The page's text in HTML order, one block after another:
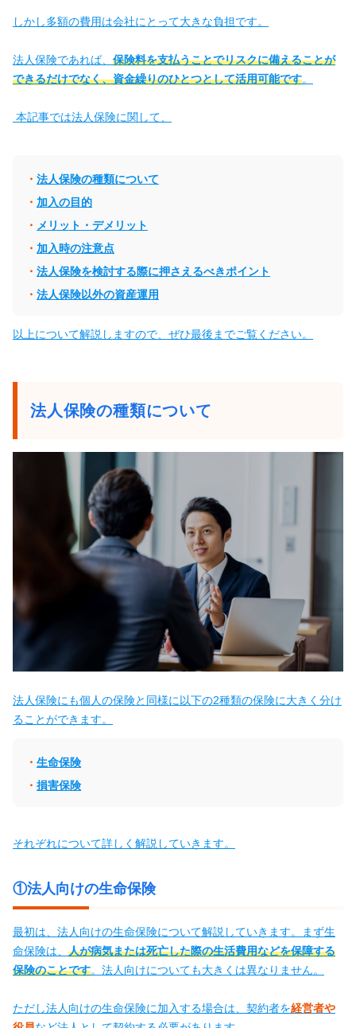
しかし多額の費用は会社にとって大きな負担です。
法人保険であれば、 保険料を支払うことでリスクに備えることが
できるだけでなく、資金繰りのひとつとして活用可能です。
本記事では法人保険に関して、
法人保険の種類について
加入の目的
メリット・デメリット
加入時の注意点
法人保険を検討する際に押さえるべきポイント
法人保険以外の資産運用
以上について解説しますので、ぜひ最後までご覧ください。
法人保険の種類について
法人保険にも個人の保険と同様に以下の2種類の保険に大きく分け
ることができます。
生命保険
損害保険
それぞれについて詳しく解説していきます。
①法人向けの生命保険
最初は、法人向けの生命保険について解説していきます。まず生
命保険は、 人が病気または死亡した際の生活費用などを保障する
保険のことです。法人向けについても大きくは異なりません。
ただし法人向けの生命保険に加入する場合は、契約者を経営者や